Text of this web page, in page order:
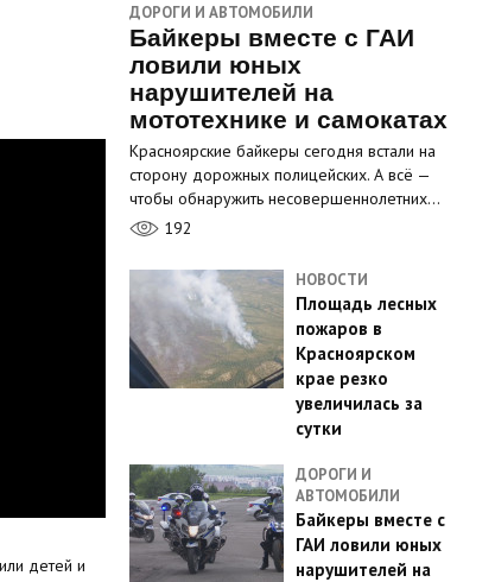
детей и
ДОРОГИ И АВТОМОБИЛИ
Байкеры вместе с ГАИ
ловили юных
нарушителей на
мототехнике и самокатах
Красноярские байкеры сегодня встали на
сторону дорожных полицейских. А всё —
чтобы обнаружить несовершеннолетних…
192
НОВОСТИ
Площадь лесных
пожаров в
Красноярском
крае резко
увеличилась за
сутки
ДОРОГИ И
АВТОМОБИЛИ
Байкеры вместе с
ГАИ ловили юных
нарушителей на